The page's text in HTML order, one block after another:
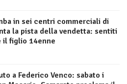
in sei centri commerciali di
la pista della vendetta: sentiti
il figlio 14enne
a Federico Venco: sabato i